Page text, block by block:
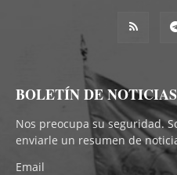
BOLETÍN DE NOTICIAS
Nos preocupa su seguridad.
enviarle un resumen de
Email